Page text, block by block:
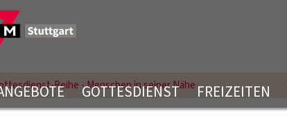
GOTTESDIENST FREIZEITEN
Reihe - Menschen in seiner Nähe